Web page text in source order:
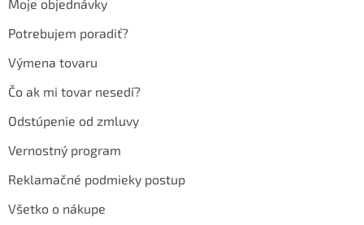
Moje objednávky
Potrebujem poradiť?
Výmena tovaru
Čo ak mi tovar nesedí?
Odstúpenie od zmluvy
Vernostný program
Reklamačné podmieky postup
Všetko o nákupe